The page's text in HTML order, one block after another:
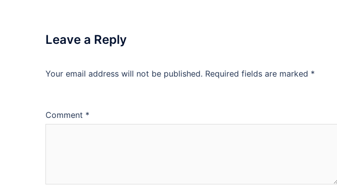
Leave a Reply
Your email address will not be published. Required fields are marked *
Comment *